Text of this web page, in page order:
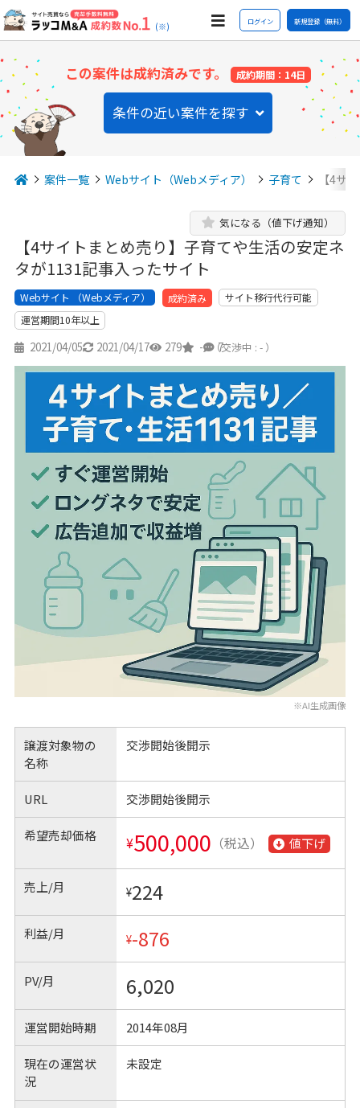
(※) ログイン 新規登録（無料）
この案件は成約済みです。 成約期間：14日
条件の近い案件を探す
案件一覧 Webサイト（Webメディア） 子育て 【4サ
【4サイトまとめ売り】子育てや生活の安定ネ
タが1131記事入ったサイト
気になる（値下げ通知）
Webサイト （Webメディア） 成約済み
サイト移行代行可能
運営期間10年以上
2021/04/05 2021/04/17 279 - 7
（交渉中 : - ）
※AI生成画像
譲渡対象物の
名称
交渉開始後開示
URL 交渉開始後開示
希望売却価格 ¥500,000 （税込） 値下げ
売上/月 ¥224
利益/月 ¥-876
PV/月 6,020
運営開始時期 2014年08月
現在の運営状
況
未設定